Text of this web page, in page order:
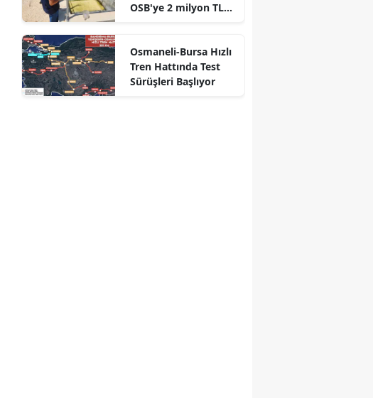
OSB'ye 2 milyon TL
Osmaneli-Bursa Hızlı
Tren Hattında Test
Sürüşleri Başlıyor